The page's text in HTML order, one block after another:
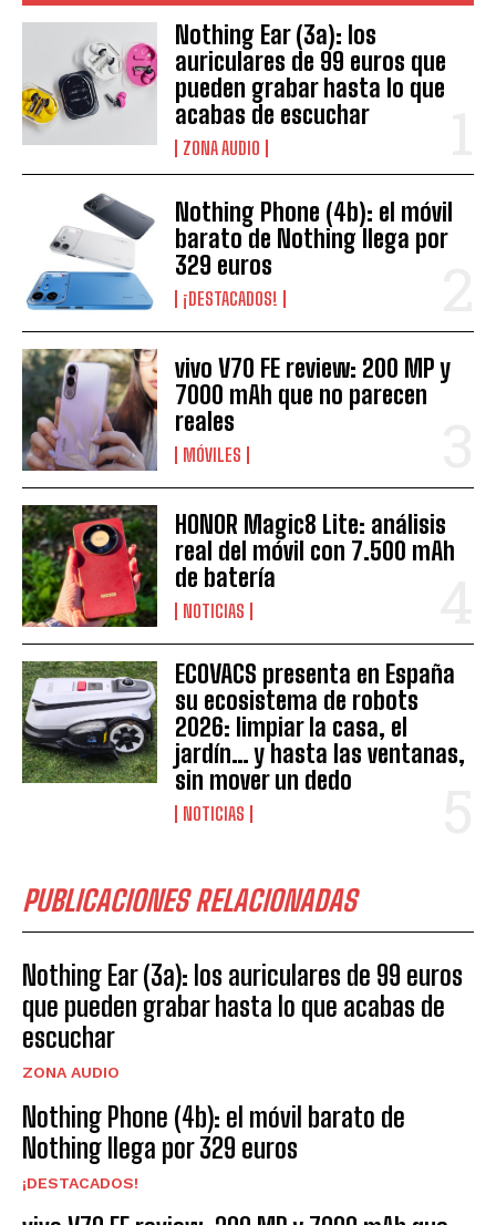
Nothing Ear (3a): los
auriculares de 99 euros que
pueden grabar hasta lo que
acabas de escuchar
ZONA AUDIO
Nothing Phone (4b): el móvil
barato de Nothing llega por
329 euros
¡DESTACADOS!
vivo V70 FE review: 200 MP y
7000 mAh que no parecen
reales
MÓVILES
HONOR Magic8 Lite: análisis
real del móvil con 7.500 mAh
de batería
NOTICIAS
ECOVACS presenta en España
su ecosistema de robots
2026: limpiar la casa, el
jardín… y hasta las ventanas,
sin mover un dedo
NOTICIAS
PUBLICACIONES RELACIONADAS
Nothing Ear (3a): los auriculares de 99 euros
que pueden grabar hasta lo que acabas de
escuchar
ZONA AUDIO
Nothing Phone (4b): el móvil barato de
Nothing llega por 329 euros
¡DESTACADOS!